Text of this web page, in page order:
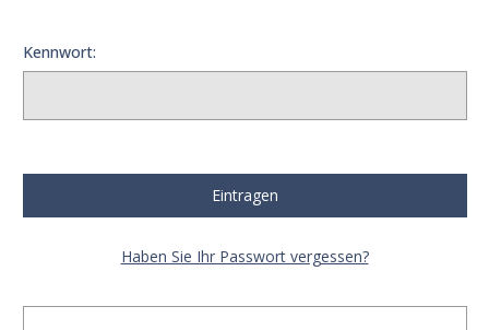
Kennwort:
Haben Sie Ihr Passwort vergessen?